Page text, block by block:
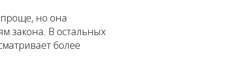
но она
закона. В остальных
более